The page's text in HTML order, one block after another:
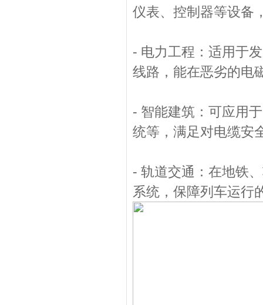
仪表、控制器等设备
- 电力工程：适用于
线路，能在恶劣的电
- 智能建筑：可应用
统等，满足对电缆安
- 轨道交通：在地铁
系统，保障列车运行